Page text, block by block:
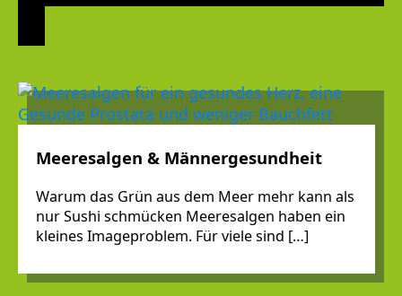
Meeresalgen & Männergesundheit
Warum das Grün aus dem Meer mehr kann als
nur Sushi schmücken Meeresalgen haben ein
kleines Imageproblem. Für viele sind […]